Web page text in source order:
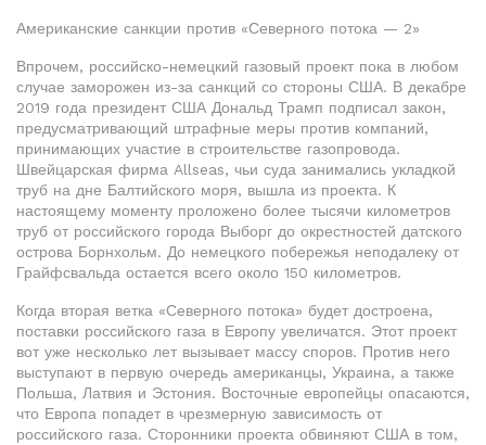
Американские санкции против «Северного потока — 2»
Впрочем, российско-немецкий газовый проект пока в любом
случае заморожен из-за санкций со стороны США. В декабре
2019 года президент США Дональд Трамп подписал закон,
предусматривающий штрафные меры против компаний,
принимающих участие в строительстве газопровода.
Швейцарская фирма Allseas, чьи суда занимались укладкой
труб на дне Балтийского моря, вышла из проекта. К
настоящему моменту проложено более тысячи километров
труб от российского города Выборг до окрестностей датского
острова Борнхольм. До немецкого побережья неподалеку от
Грайфсвальда остается всего около 150 километров.
Когда вторая ветка «Северного потока» будет достроена,
поставки российского газа в Европу увеличатся. Этот проект
вот уже несколько лет вызывает массу споров. Против него
выступают в первую очередь американцы, Украина, а также
Польша, Латвия и Эстония. Восточные европейцы опасаются,
что Европа попадет в чрезмерную зависимость от
российского газа. Сторонники проекта обвиняют США в том,